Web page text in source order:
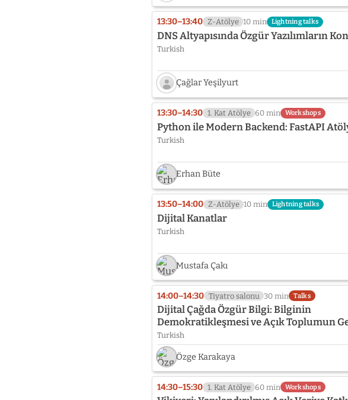
Speaker
photo
provided
yet:
Uygun
13:30–13:40 Z-Atölye 10 min Lightning talks
DNS Altyapısında Özgür Yazılımların
Turkish
Speaker
photo
not
provided
yet:
Yeşilyurt
Çağlar Yeşilyurt
13:30–14:30 1. Kat Atölye 60 min Workshops
Python ile Modern Backend: FastAPI
Turkish
Erhan Büte
13:50–14:00 Z-Atölye 10 min Lightning talks
Dijital Kanatlar
Turkish
Mustafa Çakı
14:00–14:30 Tiyatro salonu 30 min Talks
Dijital Çağda Özgür Bilgi: Bilginin
Demokratikleşmesi ve Açık Toplumun
Turkish
Özge Karakaya
14:30–15:30 1. Kat Atölye 60 min Workshops